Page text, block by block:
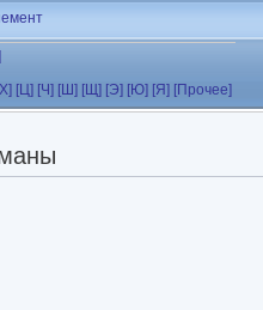
[Ц] [Ч] [Ш] [Щ] [Э] [Ю] [Я] [Прочее]